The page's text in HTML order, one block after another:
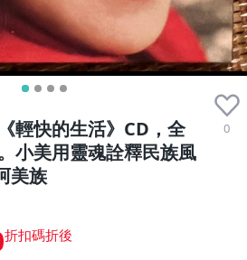
輕快的生活》CD，全
小美用靈魂詮釋民族風
美族
0